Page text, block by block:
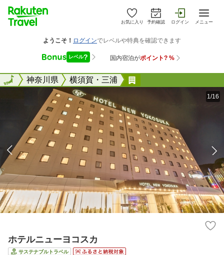
お気に入り 予約確認 ログイン メニュー
全国神奈川県 横須賀・三浦
全国
1/16
ホテルニューヨコスカ
サステナブルトラベル